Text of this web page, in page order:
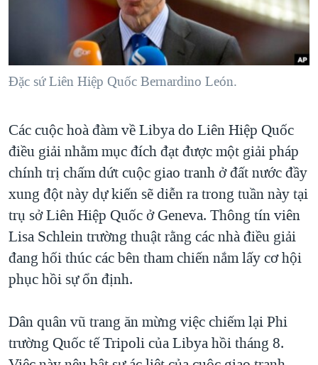
NGƯỜI VIỆT HẢI NGOẠI
ĐỜI SỐNG
KINH TẾ
THỂ THAO
GIÁO DỤC
HÀNH TRÌNH BẦU CỬ 2024
MỘT NĂM CHIẾN TRANH TẠI DẢI GAZA
GIẢI MÃ VÀNH ĐAI & CON ĐƯỜNG
TRỊNH VĨNH BÌNH - NGƯỜI HẠ 'BÊN THẮNG CUỘC'
GROUND ZERO – XƯA VÀ NAY
CHI PHÍ CHIẾN TRANH AFGHANISTAN
CÁC GIÁ TRỊ CỘNG HÒA Ở VIỆT NAM
THƯỢNG ĐỈNH TRUMP-KIM TẠI VIỆT NAM
TRỊNH VĨNH BÌNH VS. CHÍNH PHỦ VIỆT NAM
NGƯ DÂN VIỆT VÀ LÀN SÓNG TRỘM HẢI SÂM
QUAN HỆ VIỆT MỸ
MẠNG XÃ HỘI
Ngôn ngữ khác
Đặc sứ Liên Hiệp Quốc Bernardino León.
Các cuộc hoà đàm về Libya do Liên Hiệp Quốc
điều giải nhằm mục đích đạt được một giải pháp
chính trị chấm dứt cuộc giao tranh ở đất nước đầy
xung đột này dự kiến sẽ diễn ra trong tuần này tại
trụ sở Liên Hiệp Quốc ở Geneva. Thông tín viên
Lisa Schlein trường thuật rằng các nhà điều giải
đang hối thúc các bên tham chiến nắm lấy cơ hội
phục hồi sự ổn định.
Dân quân vũ trang ăn mừng việc chiếm lại Phi
trường Quốc tế Tripoli của Libya hồi tháng 8.